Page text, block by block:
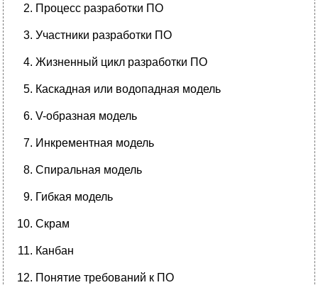
Процесс разработки ПО
Участники разработки ПО
Жизненный цикл разработки ПО
Каскадная или водопадная модель
V-образная модель
Инкрементная модель
Спиральная модель
Гибкая модель
Скрам
Канбан
Понятие требований к ПО